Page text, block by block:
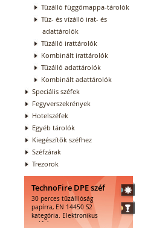
Tűzálló függőmappa-tárolók
Tűz- és vízálló irat- és
adattárolók
Tűzálló irattárolók
Kombinált irattárolók
Tűzálló adattárolók
Kombinált adattárolók
Speciális széfek
Fegyverszekrények
Hotelszéfek
Egyéb tárolók
Kiegészítők széfhez
Széfzárak
Trezorok
TechnoFire DPE széf
30 perces tűzálllóság
papírra, EN 14450 S2
kategória. Elektronikus
széfzár.